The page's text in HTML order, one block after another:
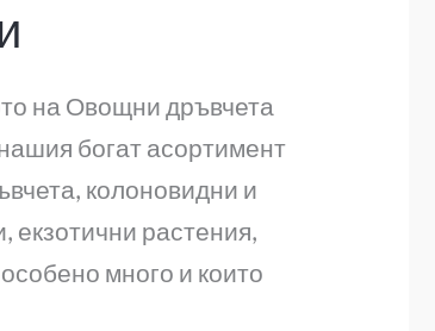
на Овощни дръвчета
богат асортимент
колоновидни и
екзотични растения,
много и които